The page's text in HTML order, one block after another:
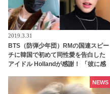
2019.3.31
BTS（防弾少年団）RMの国連スピー
チに韓国で初めて同性愛を告白した
アイドル Hollandが感謝！ 「彼に感
NEWS